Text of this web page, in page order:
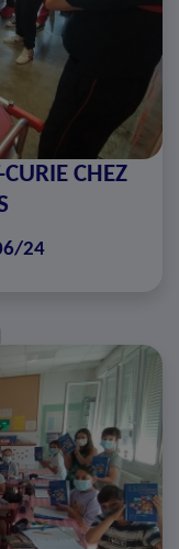
CHEZ
24